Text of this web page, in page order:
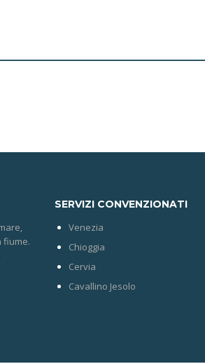
fiume.
SERVIZI CONVENZIONATI
Venezia
Chioggia
Cervia
Cavallino Jesolo